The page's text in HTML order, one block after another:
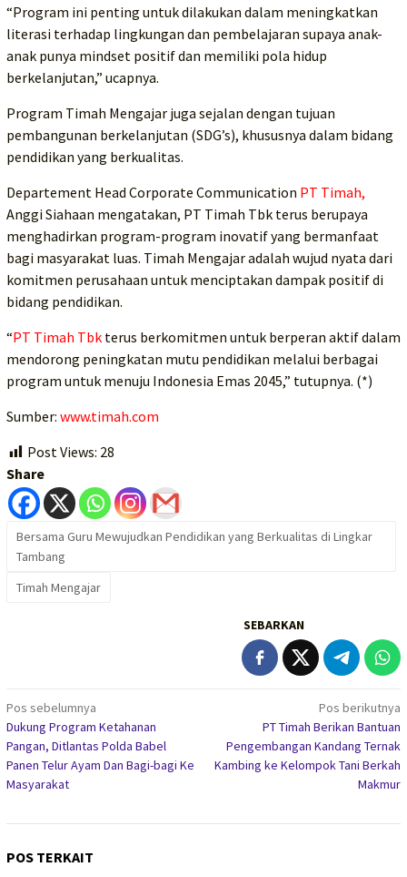
“Program ini penting untuk dilakukan dalam meningkatkan
literasi terhadap lingkungan dan pembelajaran supaya anak-
anak punya mindset positif dan memiliki pola hidup
berkelanjutan,” ucapnya.
Program Timah Mengajar juga sejalan dengan tujuan
pembangunan berkelanjutan (SDG’s), khususnya dalam bidang
pendidikan yang berkualitas.
Departement Head Corporate Communication PT Timah,
Anggi Siahaan mengatakan, PT Timah Tbk terus berupaya
menghadirkan program-program inovatif yang bermanfaat
bagi masyarakat luas. Timah Mengajar adalah wujud nyata dari
komitmen perusahaan untuk menciptakan dampak positif di
bidang pendidikan.
“PT Timah Tbk terus berkomitmen untuk berperan aktif dalam
mendorong peningkatan mutu pendidikan melalui berbagai
program untuk menuju Indonesia Emas 2045,” tutupnya. (*)
Sumber: www.timah.com
Post Views: 28
Share
Bersama Guru Mewujudkan Pendidikan yang Berkualitas di Lingkar
Tambang
Timah Mengajar
SEBARKAN
Navigasi
pos
Pos sebelumnya
Dukung Program Ketahanan
Pangan, Ditlantas Polda Babel
Panen Telur Ayam Dan Bagi-bagi Ke
Masyarakat
Pos berikutnya
PT Timah Berikan Bantuan
Pengembangan Kandang Ternak
Kambing ke Kelompok Tani Berkah
Makmur
POS TERKAIT